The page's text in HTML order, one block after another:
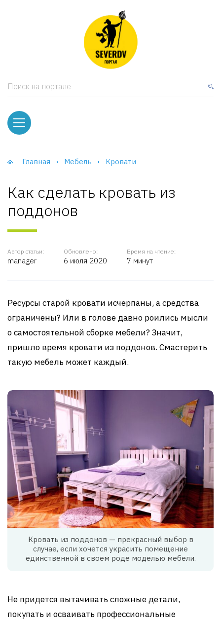
Поиск на портале
Главная Мебель Кровати
Как сделать кровать из
поддонов
Автор статьи:
manager
Обновлено:
6 июля 2020
Время на чтение:
7 минут
Ресурсы старой кровати исчерпаны, а средства
ограничены? Или в голове давно роились мысли
о самостоятельной сборке мебели? Значит,
пришло время кровати из поддонов. Смастерить
такую мебель может каждый.
Кровать из поддонов — прекрасный выбор в
случае, если хочется украсить помещение
единственной в своем роде моделью мебели.
Не придется вытачивать сложные детали,
покупать и осваивать профессиональные
и тумбы